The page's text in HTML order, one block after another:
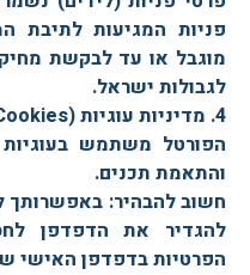
פניות המגיעות לתיבת
מוגבל או עד לבקשת
לגבולות ישראל.
4. מדיניות עוגיות (Cookies)
הפורטל משתמש
והתאמת תכנים.
חשוב להבהיר: באפשרותך
להגדיר את הדפדפן
הפרטיות בדפדפן האישי